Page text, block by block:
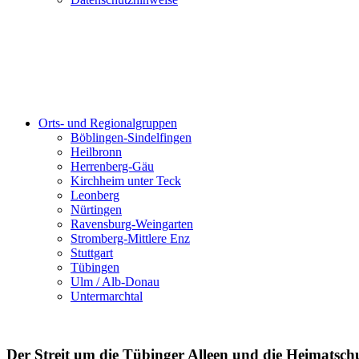
Orts- und Regionalgruppen
Böblingen-Sindelfingen
Heilbronn
Herrenberg-Gäu
Kirchheim unter Teck
Leonberg
Nürtingen
Ravensburg-Weingarten
Stromberg-Mittlere Enz
Stuttgart
Tübingen
Ulm / Alb-Donau
Untermarchtal
Der Streit um die Tübinger Alleen und die